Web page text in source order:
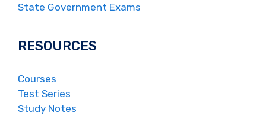
State Government Exams
RESOURCES
Courses
Test Series
Study Notes